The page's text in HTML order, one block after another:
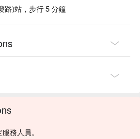
路)站，步行 5 分鐘
務人員。